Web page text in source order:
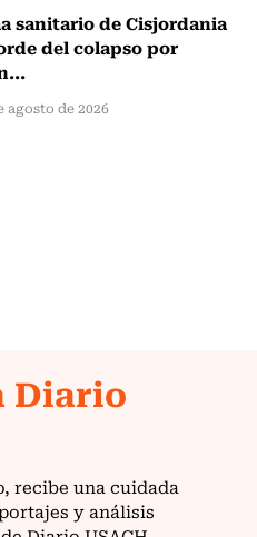
sanitario de Cisjordania
del colapso por
agosto de 2026